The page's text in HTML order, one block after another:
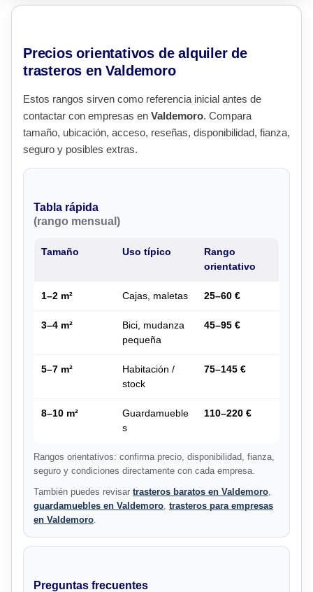
Precios orientativos de alquiler de
trasteros en Valdemoro
Estos rangos sirven como referencia inicial antes de
contactar con empresas en Valdemoro. Compara
tamaño, ubicación, acceso, reseñas, disponibilidad, fianza,
seguro y posibles extras.
Tabla rápida
(rango mensual)
Tamaño Uso típico
Rango
orientativo
1–2 m² Cajas, maletas 25–60 €
3–4 m²
Bici, mudanza
pequeña
45–95 €
5–7 m²
Habitación /
stock
75–145 €
8–10 m²
Guardamueble
s
110–220 €
Rangos orientativos: confirma precio, disponibilidad, fianza,
seguro y condiciones directamente con cada empresa.
También puedes revisar trasteros baratos en Valdemoro
guardamuebles en Valdemoro trasteros para empresas
en Valdemoro
Preguntas frecuentes